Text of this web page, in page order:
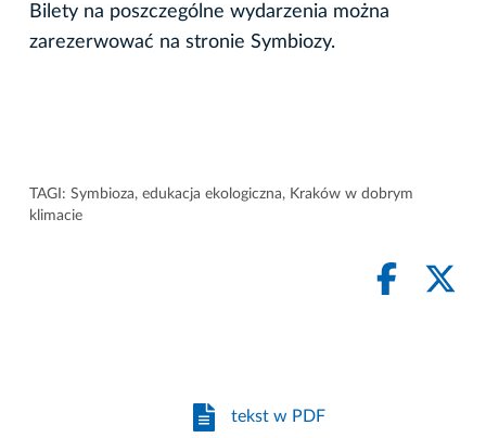
Bilety na poszczególne wydarzenia można
zarezerwować na stronie Symbiozy.
TAGI: Symbioza, edukacja ekologiczna, Kraków w dobrym
klimacie
tekst w PDF